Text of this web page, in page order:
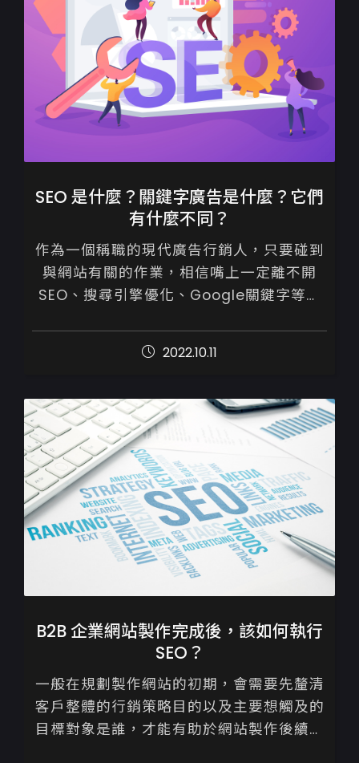
SEO 是什麼？關鍵字廣告是什麼？它們
有什麼不同？
作為一個稱職的現代廣告行銷人，只要碰到
與網站有關的作業，相信嘴上一定離不開
SEO、搜尋引擎優化、Google關鍵字等專
之間的差別、意思，你也應該非常清楚。
如...
2022.10.11
B2B 企業網站製作完成後，該如何執行
SEO？
一般在規劃製作網站的初期，會需要先釐清
客戶整體的行銷策略目的以及主要想觸及的
目標對象是誰，才能有助於網站製作後續進